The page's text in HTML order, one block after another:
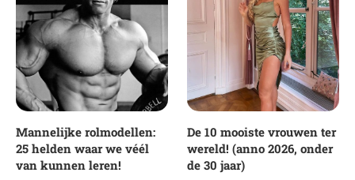
Mannelijke rolmodellen:
25 helden waar we véél
van kunnen leren!
De 10 mooiste vrouwen ter
wereld! (anno 2026, onder
de 30 jaar)